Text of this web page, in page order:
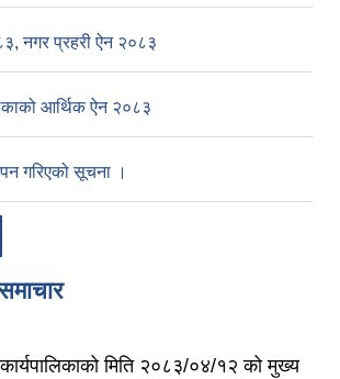
नगर प्रहरी ऐन २०८३
आर्थिक ऐन २०८३
गरिएको सूचना ।
मिति २०८३/०४/१२ को मुख्य